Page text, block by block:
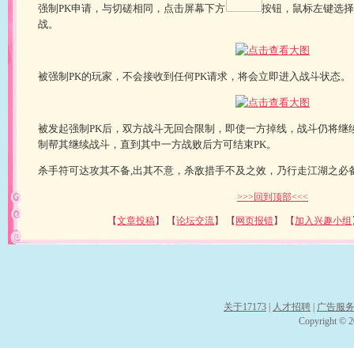
强制PK申请，与切磋相同，点击屏幕下方
按钮，鼠标左键选
战。
被强制PK的玩家，不会接收到任何PK请求，将会立即进入战斗状态。
被发起强制PK后，双方战斗无回合限制，即使一方掉线，战斗仍将
制帮其继续战斗，直到其中一方战败后方可结束PK。
杀手符可达攻其不备,出其不意，杀敌措手不及之效，乃行走江湖之必
>>>回到顶部<<<
【文章投稿】 【论坛交流】 【 网页报错】 【加入兴趣小组
关于17173 人才招聘
广告服务
Copyright ©